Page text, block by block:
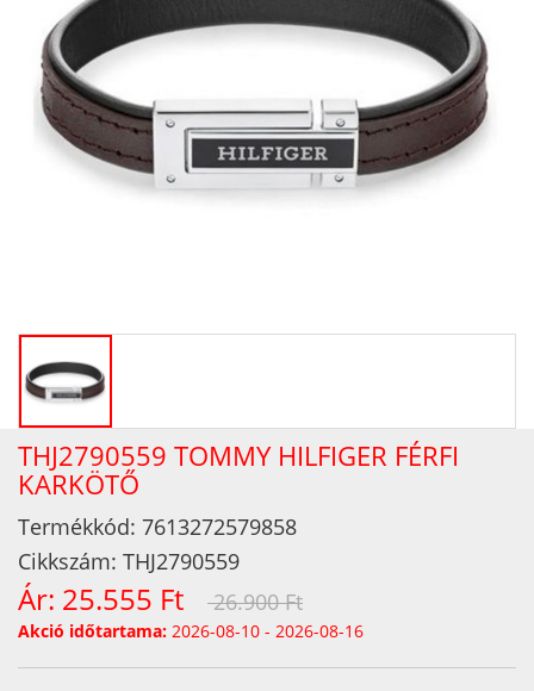
THJ2790559 TOMMY HILFIGER FÉRFI
KARKÖTŐ
Termékkód: 7613272579858
Cikkszám: THJ2790559
Ár: 25.555 Ft 26.900 Ft
Akció időtartama: 2026-08-10 - 2026-08-16